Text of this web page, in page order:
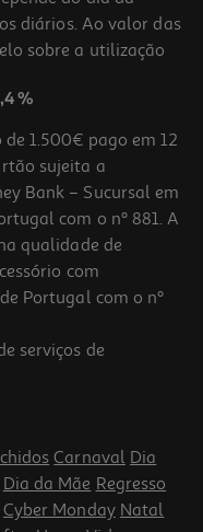
diários. Ao valor das
sobre a utilização
%
1.500€ pago em 12
sujeita a
Bank – Sucursal em
com o nº 881. A
qualidade de
com
Portugal com o nº
serviços de
Carnaval Dia
Dia da Mãe Regresso
Cyber Monday Natal